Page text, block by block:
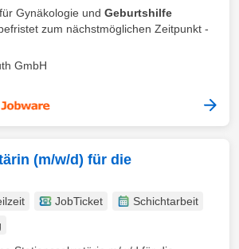
Gynäkologie und Geburtshilfe
zum nächstmöglichen Zeitpunkt -
GmbH
(m/w/d) für die
JobTicket
Schichtarbeit